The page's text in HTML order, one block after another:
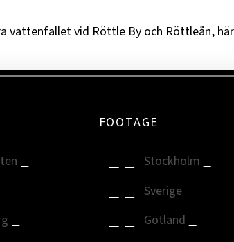
vattenfallet vid Röttle By och Röttleån,
FOOTAGE
Stockholm
Sverige
Gotland